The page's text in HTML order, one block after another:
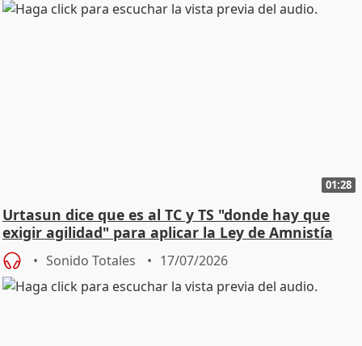
01:28
Urtasun dice que es al TC y TS "donde hay que
exigir agilidad" para aplicar la Ley de Amnistía
Sonido Totales 17/07/2026